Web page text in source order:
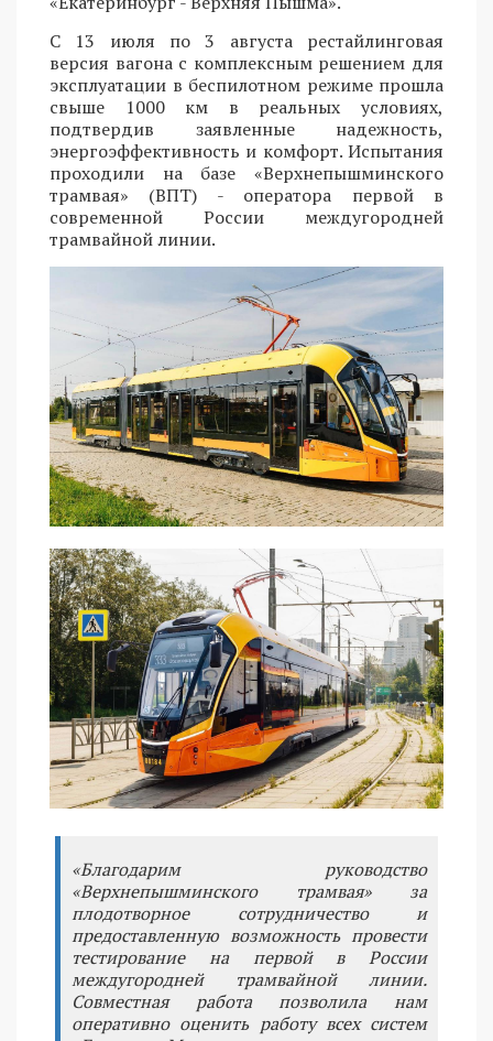
С 13 июля по 3 августа рестайлинговая
версия вагона с комплексным решением для
эксплуатации в беспилотном режиме прошла
свыше 1000 км в реальных условиях,
подтвердив заявленные надежность,
энергоэффективность и комфорт. Испытания
проходили на базе «Верхнепышминского
трамвая» (ВПТ) - оператора первой в
современной России междугородней
трамвайной линии.
«Благодарим руководство
«Верхнепышминского трамвая» за
плодотворное сотрудничество и
предоставленную возможность провести
тестирование на первой в России
междугородней трамвайной линии.
Совместная работа позволила нам
оперативно оценить работу всех систем